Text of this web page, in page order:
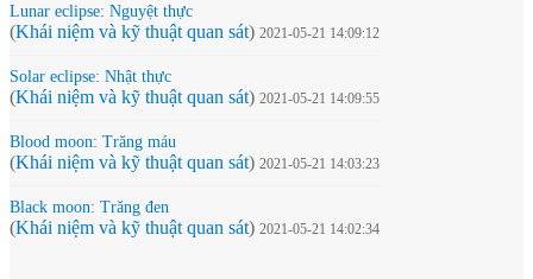
Lunar eclipse: Nguyệt thực
(Khái niệm và kỹ thuật quan sát) 2021-05-21 14:09:12
Solar eclipse: Nhật thực
(Khái niệm và kỹ thuật quan sát) 2021-05-21 14:09:55
Blood moon: Trăng máu
(Khái niệm và kỹ thuật quan sát) 2021-05-21 14:03:23
Black moon: Trăng đen
(Khái niệm và kỹ thuật quan sát) 2021-05-21 14:02:34